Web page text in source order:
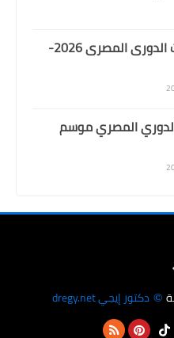
جدول مباريات الدورى المصرى 2026-
المصري موسم
© دكتور إيجي dregy.net